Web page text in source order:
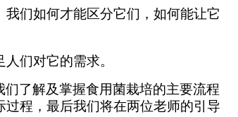
我们如何才能区分它们，如何能让它
们对它的需求。
了解及掌握食用菌栽培的主要流程
程，最后我们将在两位老师的引导